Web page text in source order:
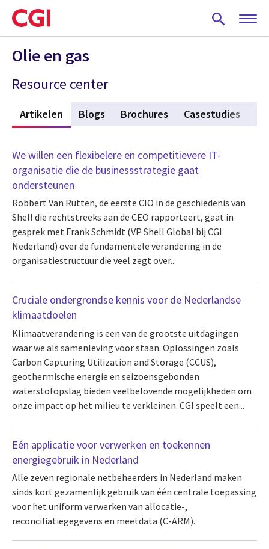
Skip
to
main
content
Olie en gas
Resource center
Artikelen (active tab)
Blogs Brochures Casestudies
We willen een flexibelere en competitievere IT-
organisatie die de businessstrategie gaat
ondersteunen
Robbert Van Rutten, de eerste CIO in de geschiedenis van
Shell die rechtstreeks aan de CEO rapporteert, gaat in
gesprek met Frank Schmidt (VP Shell Global bij CGI
Nederland) over de fundamentele verandering in de
organisatiestructuur die veel zegt over...
Cruciale ondergrondse kennis voor de Nederlandse
klimaatdoelen
Klimaatverandering is een van de grootste uitdagingen
waar we als samenleving voor staan. Oplossingen zoals
Carbon Capturing Utilization and Storage (CCUS),
geothermische energie en seizoensgebonden
waterstofopslag bieden veelbelovende mogelijkheden om
onze impact op het milieu te verkleinen. CGI speelt een...
Eén applicatie voor verwerken en toekennen
energiegebruik in Nederland
Alle zeven regionale netbeheerders in Nederland maken
sinds kort gezamenlijk gebruik van één centrale toepassing
voor het uniform verwerken van allocatie-,
reconciliatiegegevens en meetdata (C-ARM).